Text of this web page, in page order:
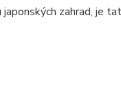
zahrad, je